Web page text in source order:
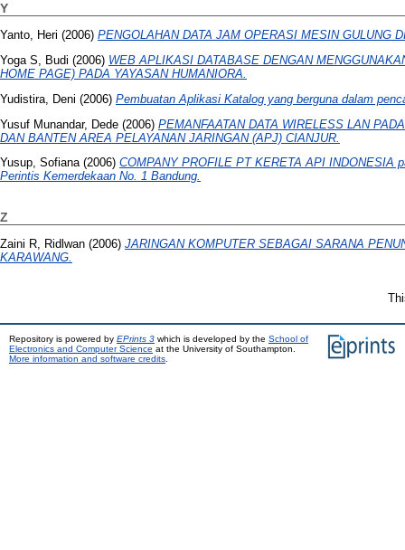
Y
Yanto, Heri (2006) PENGOLAHAN DATA JAM OPERASI MESIN GULUNG
Yoga S, Budi (2006) WEB APLIKASI DATABASE DENGAN
HOME PAGE) PADA YAYASAN HUMANIORA.
Yudistira, Deni (2006) Pembuatan Aplikasi Katalog yang berguna dalam
Yusuf Munandar, Dede (2006) PEMANFAATAN DATA WIRELESS LAN
DAN BANTEN AREA PELAYANAN JARINGAN (APJ) CIANJUR.
Yusup, Sofiana(2006) COMPANY PROFILE PT KERETA API INDONESIA
Perintis Kemerdekaan No. 1 Bandung.
Z
Zaini R, Ridlwan (2006) JARINGAN KOMPUTER SEBAGAI SARANA
KARAWANG.
Repository is powered by EPrints 3 which is developed by the School of
Electronics and Computer Science at the University of Southampton.
More information and software credits